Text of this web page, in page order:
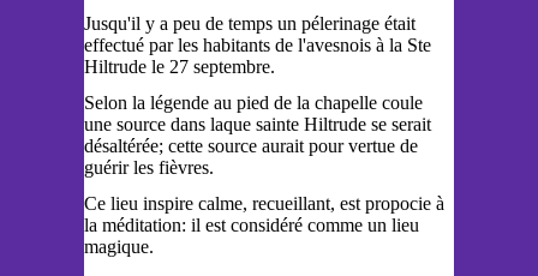
Jusqu'il y a peu de temps un pélerinage était
effectué par les habitants de l'avesnois à la Ste
Hiltrude le 27 septembre.
Selon la légende au pied de la chapelle coule
une source dans laque sainte Hiltrude se serait
désaltérée; cette source aurait pour vertue de
guérir les fièvres.
Ce lieu inspire calme, recueillant, est propocie à
la méditation: il est considéré comme un lieu
magique.